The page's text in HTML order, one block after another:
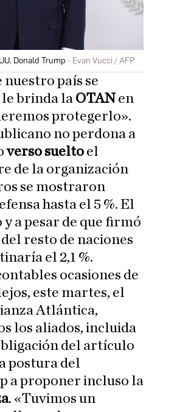
Donald Trump Evan Vucci / AFP
nuestro país se
brinda la OTANen
protegerlo».
no perdona a
verso suelto el
de la organización
se mostraron
hasta el 5 %. El
a pesar de que firmó
resto de naciones
el 2,1 %.
ocasiones de
este martes, el
Atlántica,
los aliados, incluida
del artículo
postura del
a proponer incluso la
. «Tuvimos un